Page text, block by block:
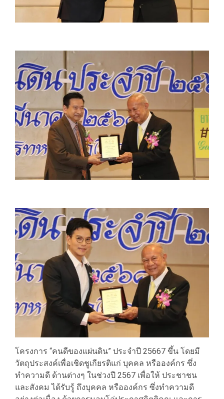
โครงการ “คนดีของแผ่นดิน” ประจำปี 25667 ขึ้น โดยมี
วัตถุประสงค์เพื่อเชิดชูเกียรติแก่ บุคคล หรือองค์กร ซึ่ง
ทำความดี ด้านต่างๆ ในช่วงปี 2567 เพื่อให้ ประชาชน
และสังคม ได้รับรู้ ถึงบุคคล หรือองค์กร ซึ่งทำความดี